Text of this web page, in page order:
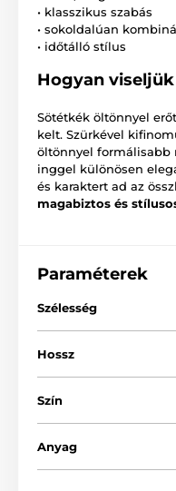
• klasszikus szabás
• sokoldalúan
• időtálló stílus
Hogyan viseljük
Sötétkék öltönnyel
kelt. Szürkével
öltönnyel formálisabb
inggel különösen
és karaktert ad az
magabiztos és
Paraméterek
Szélesség
Hossz
Szín
Anyag